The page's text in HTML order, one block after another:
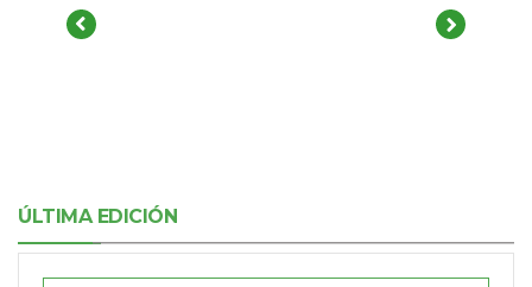
ÚLTIMA EDICIÓN